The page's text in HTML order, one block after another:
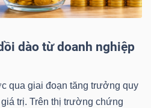
dào từ doanh nghiệp
qua giai đoạn tăng trưởng quy
trị. Trên thị trường chứng